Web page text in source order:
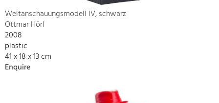
Weltanschauungsmodell IV, schwarz
Ottmar Hörl
2008
plastic
41 x 18 x 13 cm
Enquire